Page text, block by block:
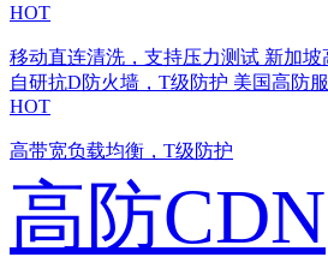
HOT
移动直连清洗，支持压力测试 新加坡
自研抗D防火墙，T级防护 美国高防
HOT
高带宽负载均衡，T级防护
高防CDN